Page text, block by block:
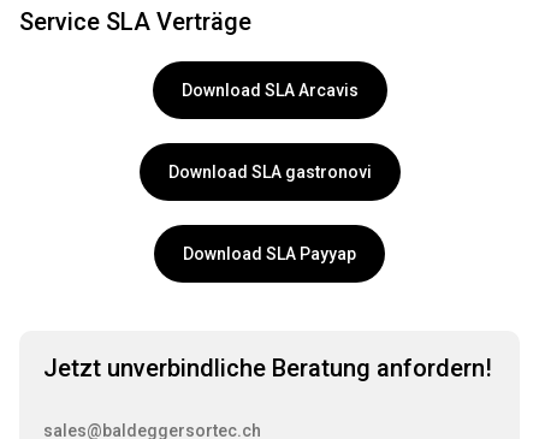
Service SLA Verträge
Download SLA Arcavis
Download SLA gastronovi
Download SLA Payyap
Jetzt unverbindliche Beratung anfordern!
sales@baldeggersortec.ch